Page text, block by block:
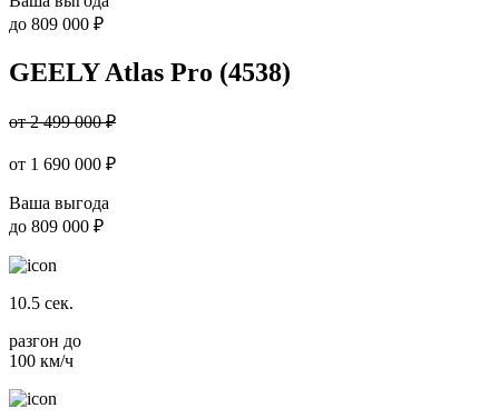
до 809 000 ₽
GEELY Atlas Pro (4538)
от 2 499 000 ₽
от 1 690 000 ₽
Ваша выгода
до 809 000 ₽
10.5 сек.
разгон до
100 км/ч